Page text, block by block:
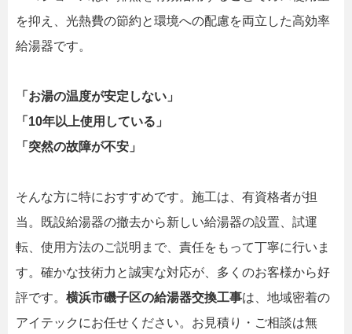
を抑え、光熱費の節約と環境への配慮を両立した高効率
給湯器です。
「お湯の温度が安定しない」
「10年以上使用している」
「突然の故障が不安」
そんな方に特におすすめです。施工は、有資格者が担
当。既設給湯器の撤去から新しい給湯器の設置、試運
転、使用方法のご説明まで、責任をもって丁寧に行いま
す。確かな技術力と誠実な対応が、多くのお客様から好
評です。 横浜市磯子区の給湯器交換工事は、地域密着の
アイテックにお任せください。お見積り・ご相談は無